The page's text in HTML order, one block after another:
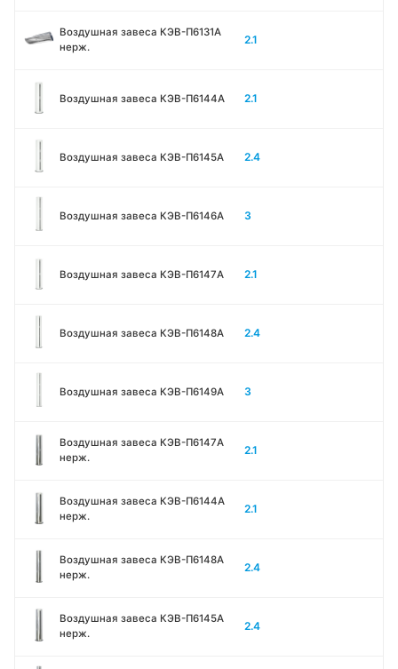
Воздушная завеса КЭВ-П6131A
нерж.
2.1
Воздушная завеса КЭВ-П6144A 2.1
Воздушная завеса КЭВ-П6145A 2.4
Воздушная завеса КЭВ-П6146A 3
Воздушная завеса КЭВ-П6147A 2.1
Воздушная завеса КЭВ-П6148A 2.4
Воздушная завеса КЭВ-П6149A 3
Воздушная завеса КЭВ-П6147A
нерж.
2.1
Воздушная завеса КЭВ-П6144A
нерж.
2.1
Воздушная завеса КЭВ-П6148A
нерж.
2.4
Воздушная завеса КЭВ-П6145A
нерж.
2.4